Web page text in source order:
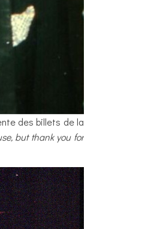
des billets de la
but thank you for